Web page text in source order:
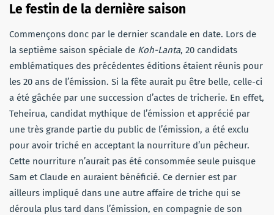
Le festin de la dernière saison
Commençons donc par le dernier scandale en date. Lors de
la septième saison spéciale de Koh-Lanta, 20 candidats
emblématiques des précédentes éditions étaient réunis pour
les 20 ans de l’émission. Si la fête aurait pu être belle, celle-ci
a été gâchée par une succession d’actes de tricherie. En effet,
Teheirua, candidat mythique de l’émission et apprécié par
une très grande partie du public de l’émission, a été exclu
pour avoir triché en acceptant la nourriture d’un pêcheur.
Cette nourriture n’aurait pas été consommée seule puisque
Sam et Claude en auraient bénéficié. Ce dernier est par
ailleurs impliqué dans une autre affaire de triche qui se
déroula plus tard dans l’émission, en compagnie de son